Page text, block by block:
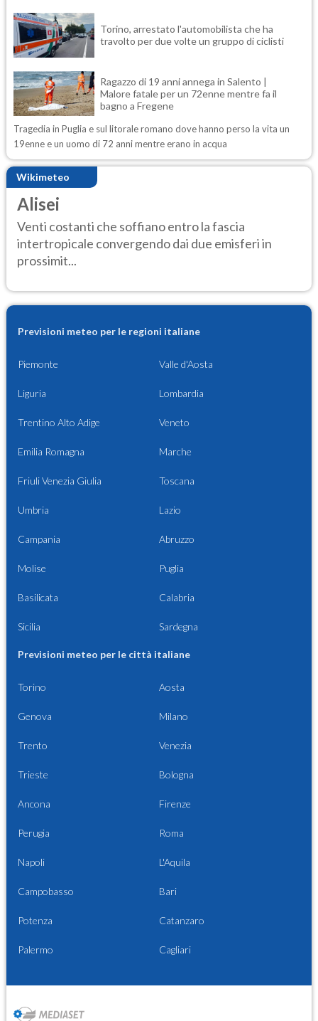
Torino, arrestato l'automobilista che ha
travolto per due volte un gruppo di ciclisti
Ragazzo di 19 anni annega in Salento |
Malore fatale per un 72enne mentre fa il
bagno a Fregene
Tragedia in Puglia e sul litorale romano dove hanno perso la vita un
19enne e un uomo di 72 anni mentre erano in acqua
Wikimeteo
Alisei
Venti costanti che soffiano entro la fascia
intertropicale convergendo dai due emisferi in
prossimit...
Previsioni meteo per le regioni italiane
Piemonte Valle d'Aosta
Liguria Lombardia
Trentino Alto Adige Veneto
Emilia Romagna Marche
Friuli Venezia Giulia Toscana
Umbria Lazio
Campania Abruzzo
Molise Puglia
Basilicata Calabria
Sicilia Sardegna
Previsioni meteo per le città italiane
Torino Aosta
Genova Milano
Trento Venezia
Trieste Bologna
Ancona Firenze
Perugia Roma
Napoli L'Aquila
Campobasso Bari
Potenza Catanzaro
Palermo Cagliari